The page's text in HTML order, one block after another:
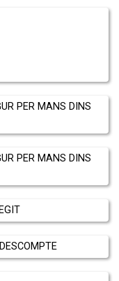
PER MANS DINS
PER MANS DINS